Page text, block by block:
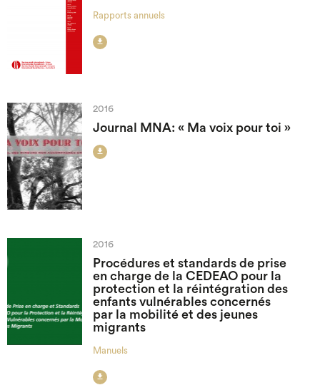
Rapports annuels

2016
Journal MNA: « Ma voix pour toi »

2016
Procédures et standards de prise
en charge de la CEDEAO pour la
protection et la réintégration des
enfants vulnérables concernés
par la mobilité et des jeunes
migrants
Manuels
